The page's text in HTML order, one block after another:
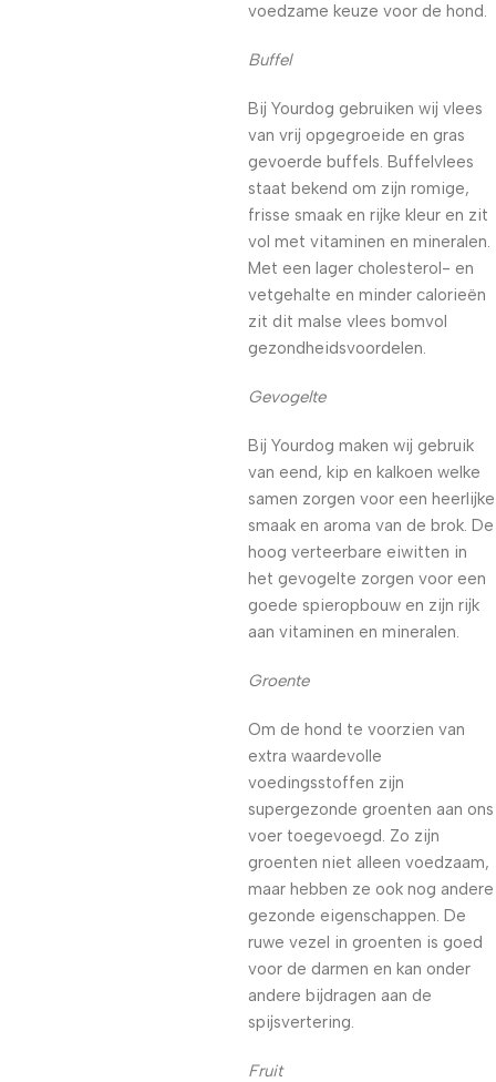
voedzame keuze voor de hond.
Buffel
Bij Yourdog gebruiken wij vlees
van vrij opgegroeide en gras
gevoerde buffels. Buffelvlees
staat bekend om zijn romige,
frisse smaak en rijke kleur en zit
vol met vitaminen en mineralen.
Met een lager cholesterol- en
vetgehalte en minder calorieën
zit dit malse vlees bomvol
gezondheidsvoordelen.
Gevogelte
Bij Yourdog maken wij gebruik
van eend, kip en kalkoen welke
samen zorgen voor een heerlijke
smaak en aroma van de brok. De
hoog verteerbare eiwitten in
het gevogelte zorgen voor een
goede spieropbouw en zijn rijk
aan vitaminen en mineralen.
Groente
Om de hond te voorzien van
extra waardevolle
voedingsstoffen zijn
supergezonde groenten aan ons
voer toegevoegd. Zo zijn
groenten niet alleen voedzaam,
maar hebben ze ook nog andere
gezonde eigenschappen. De
ruwe vezel in groenten is goed
voor de darmen en kan onder
andere bijdragen aan de
spijsvertering.
Fruit